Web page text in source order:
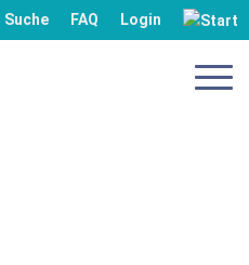
Suche FAQ Login